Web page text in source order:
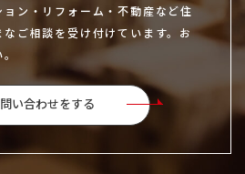
ン・リフォーム・不動産など住
ご相談を受け付けています。お
い合わせをする